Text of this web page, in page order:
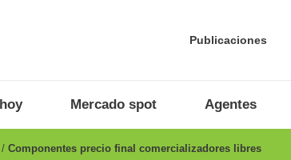
Publicaciones
Mercado spot Agentes
Componentes precio final comercializadores libres